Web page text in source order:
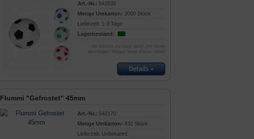
Art.-Nr.: 542630
Menge Umkarton: 2000 Stück
Lieferzeit: 1-3 Tage
Lagerbestand:
Sie können als Gast (bzw. mit Ihrem
derzeitigen Status) keine Preise sehen
Flummi "Gefrostet" 45mm
Art.-Nr.: 542170
Menge Umkarton: 432 Stück
Lieferzeit: Unbekannt